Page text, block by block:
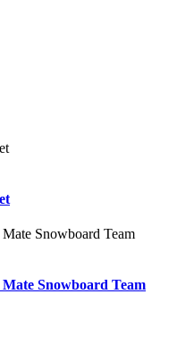
Snowboard Team